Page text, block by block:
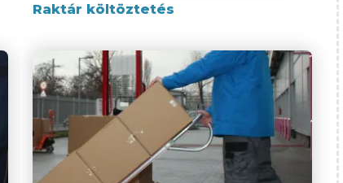
Raktár költöztetés